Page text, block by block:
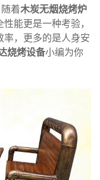
着木炭无烟烧烤炉
能更是一种考验，
率，更多的是人身安
烧烤设备小编为你